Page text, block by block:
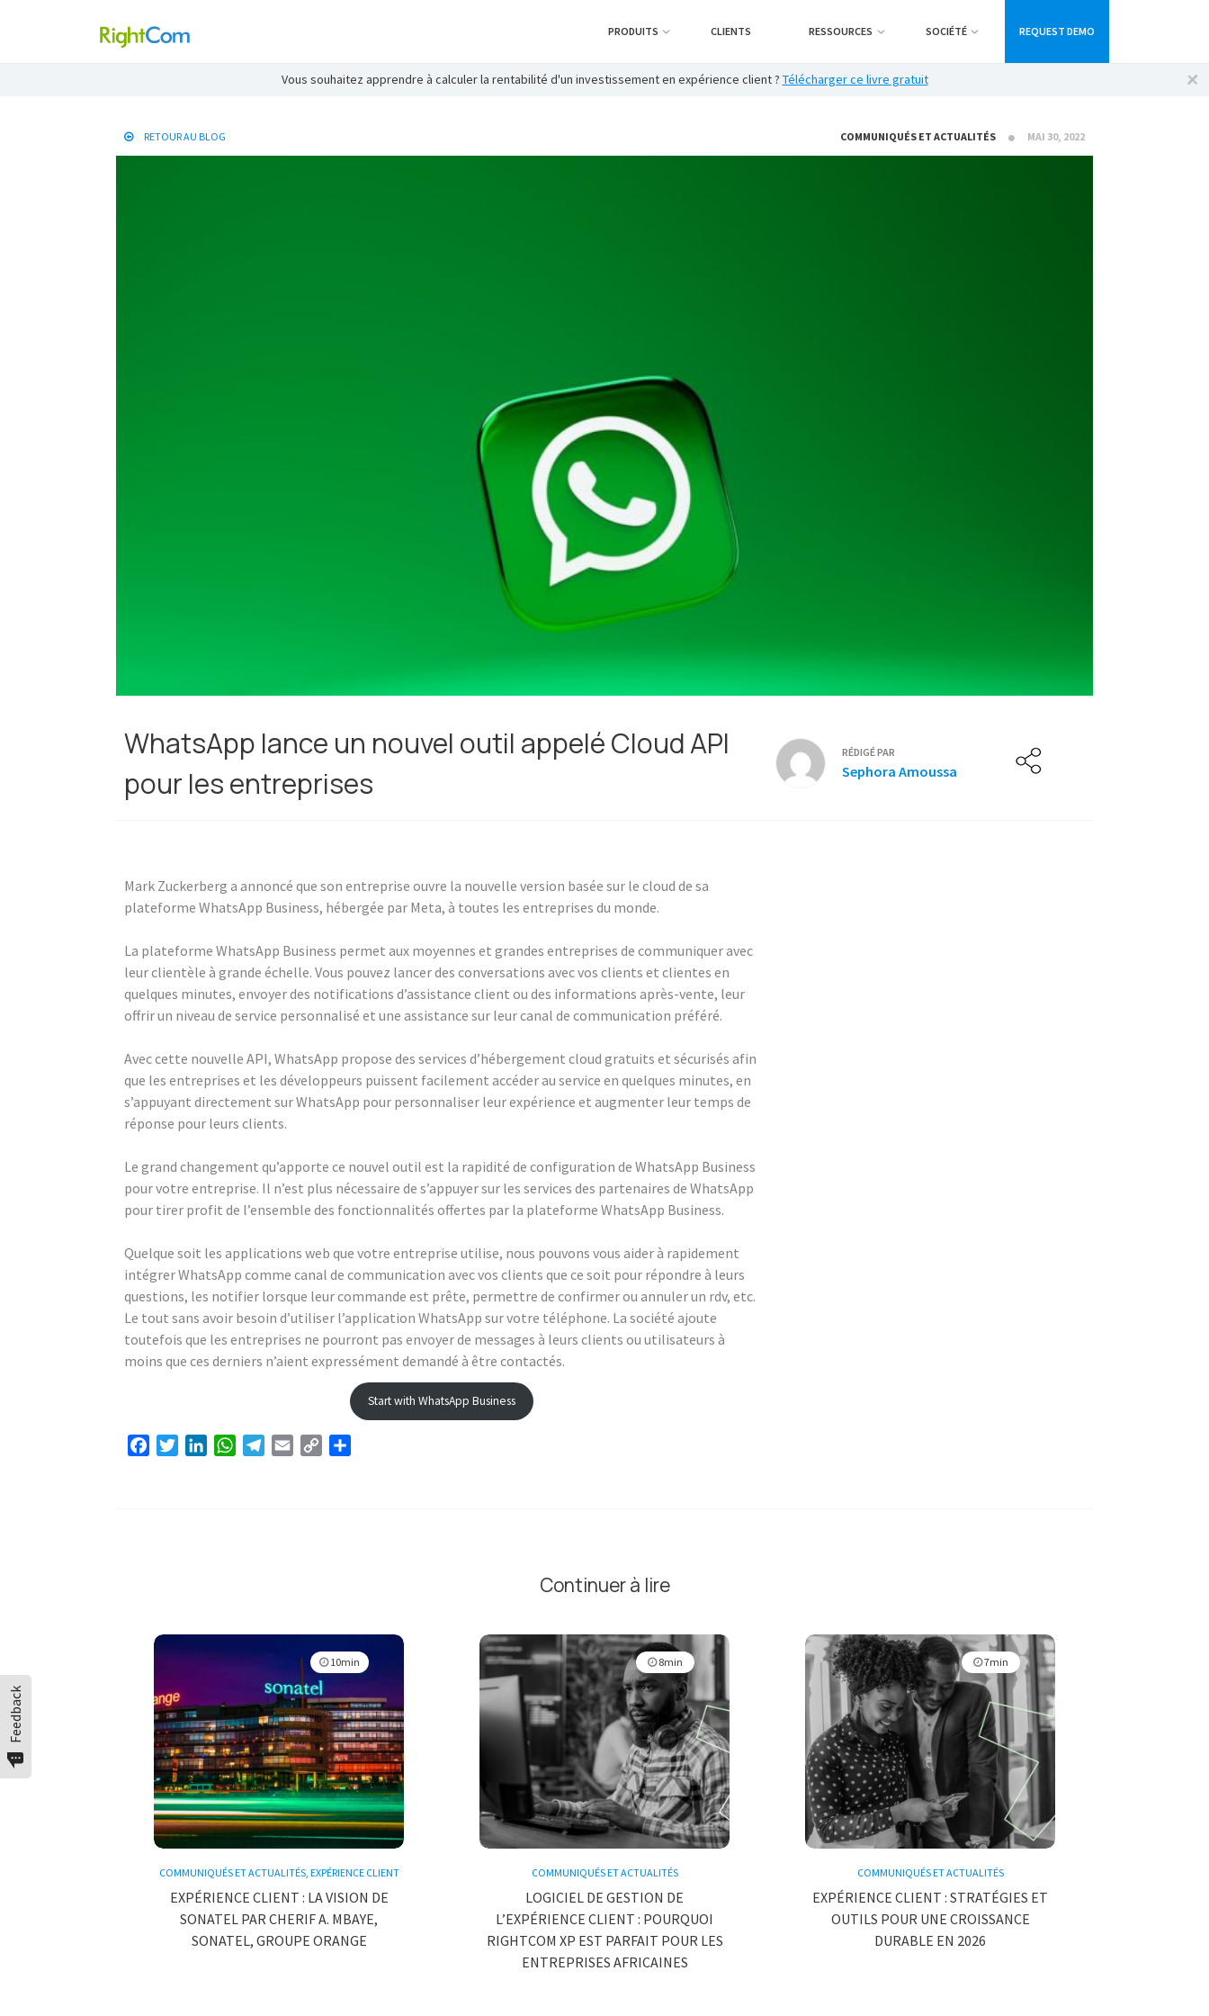
PRODUITS CLIENTS RESSOURCES SOCIÉTÉ REQUEST DEMO
Vous souhaitez apprendre à calculer la rentabilité d'un investissement en expérience client ? Télécharger ce livre gratuit
RETOUR AU BLOG COMMUNIQUÉS ET ACTUALITÉS MAI 30, 2022
WhatsApp lance un nouvel outil appelé Cloud API
pour les entreprises
RÉDIGÉ PAR
Sephora Amoussa
Mark Zuckerberg a annoncé que son entreprise ouvre la nouvelle version basée sur le cloud de sa
plateforme WhatsApp Business, hébergée par Meta, à toutes les entreprises du monde.
La plateforme WhatsApp Business permet aux moyennes et grandes entreprises de communiquer avec
leur clientèle à grande échelle. Vous pouvez lancer des conversations avec vos clients et clientes en
quelques minutes, envoyer des notifications d’assistance client ou des informations après-vente, leur
offrir un niveau de service personnalisé et une assistance sur leur canal de communication préféré.
Avec cette nouvelle API, WhatsApp propose des services d’hébergement cloud gratuits et sécurisés afin
que les entreprises et les développeurs puissent facilement accéder au service en quelques minutes, en
s’appuyant directement sur WhatsApp pour personnaliser leur expérience et augmenter leur temps de
réponse pour leurs clients.
Le grand changement qu’apporte ce nouvel outil est la rapidité de configuration de WhatsApp Business
pour votre entreprise. Il n’est plus nécessaire de s’appuyer sur les services des partenaires de WhatsApp
pour tirer profit de l’ensemble des fonctionnalités offertes par la plateforme WhatsApp Business.
Quelque soit les applications web que votre entreprise utilise, nous pouvons vous aider à rapidement
intégrer WhatsApp comme canal de communication avec vos clients que ce soit pour répondre à leurs
questions, les notifier lorsque leur commande est prête, permettre de confirmer ou annuler un rdv, etc.
Le tout sans avoir besoin d’utiliser l’application WhatsApp sur votre téléphone. La société ajoute
toutefois que les entreprises ne pourront pas envoyer de messages à leurs clients ou utilisateurs à
moins que ces derniers n’aient expressément demandé à être contactés.
Start with WhatsApp Business
FacebookTwitterLinkedInWhatsAppTelegram
Email Copy
Continuer à lire
10min
COMMUNIQUÉS ET ACTUALITÉS, EXPÉRIENCE CLIENT
EXPÉRIENCE CLIENT : LA VISION DE
SONATEL PAR CHERIF A. MBAYE,
SONATEL, GROUPE ORANGE
8min
COMMUNIQUÉS ET ACTUALITÉS
LOGICIEL DE GESTION DE
L’EXPÉRIENCE CLIENT : POURQUOI
RIGHTCOM XP EST PARFAIT POUR LES
ENTREPRISES AFRICAINES
7min
COMMUNIQUÉS ET ACTUALITÉS
EXPÉRIENCE CLIENT : STRATÉGIES ET
OUTILS POUR UNE CROISSANCE
DURABLE EN 2026
Feedback